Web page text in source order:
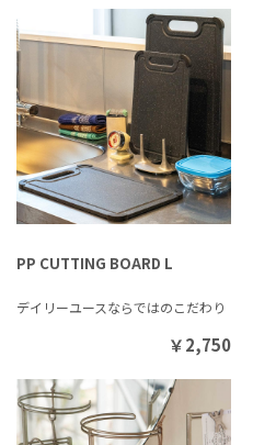
PP CUTTING BOARD L
デイリーユースならではのこだわり
￥2,750